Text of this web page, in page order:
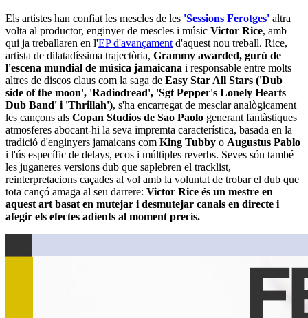
Els artistes han confiat les mescles de les 'Sessions Ferotges' altra
volta al productor, enginyer de mescles i músic Victor Rice, amb
qui ja treballaren en l'EP d'avançament d'aquest nou treball. Rice,
artista de dilatadíssima trajectòria, Grammy awarded, gurú de
l'escena mundial de música jamaicana i responsable entre molts
altres de discos claus com la saga de Easy Star All Stars ('Dub
side of the moon', 'Radiodread', 'Sgt Pepper's Lonely Hearts
Dub Band' i 'Thrillah'), s'ha encarregat de mesclar analògicament
les cançons als Copan Studios de Sao Paolo generant fantàstiques
atmosferes abocant-hi la seva impremta característica, basada en la
tradició d'enginyers jamaicans com King Tubby o Augustus Pablo
i l'ús específic de delays, ecos i múltiples reverbs. Seves són també
les juganeres versions dub que saplebren el tracklist,
reinterpretacions caçades al vol amb la voluntat de trobar el dub que
tota cançó amaga al seu darrere: Victor Rice és un mestre en
aquest art basat en mutejar i desmutejar canals en directe i
afegir els efectes adients al moment precís.